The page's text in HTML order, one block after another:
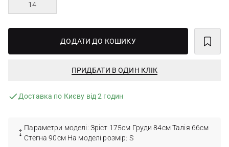
14
ДОДАТИ ДО КОШИКУ
ПРИДБАТИ В ОДИН КЛІК
Доставка по Києву від 2 годин
Параметри моделі: Зріст 175см Груди 84см Талія 66см
Стегна 90см На моделі розмір: S